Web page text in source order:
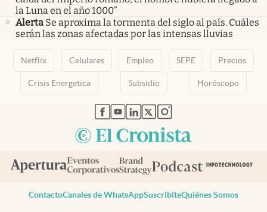
la Luna en el año 1000”
Alerta Se aproxima la tormenta del siglo al país. Cuáles
serán las zonas afectadas por las intensas lluvias
Netflix Celulares Empleo SEPE Precios
Crisis Energetica Subsidio Horóscopo
abre en nueva pestaña
abre en nueva pestaña
abre en nueva pestaña
abre en nueva pestaña
abre en nueva pestaña
ContactoCanales de WhatsAppSuscribiteQuiénes Somos